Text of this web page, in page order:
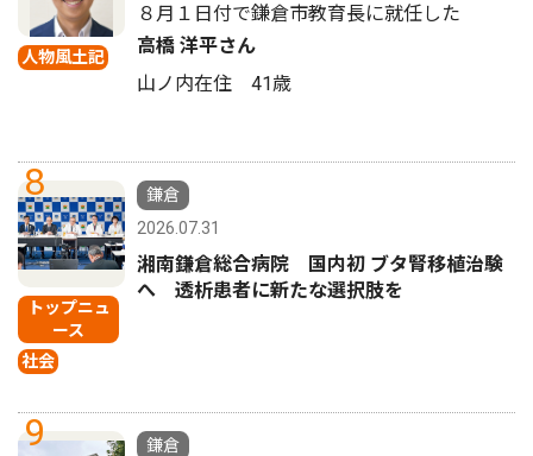
人物風土記
８月１日付で鎌倉市教育長に就任した
高橋 洋平さん
山ノ内在住 41歳
8
トップニュ
ース
社会
鎌倉
2026.07.31
湘南鎌倉総合病院 国内初 ブタ腎移植治験
へ 透析患者に新たな選択肢を
9
鎌倉